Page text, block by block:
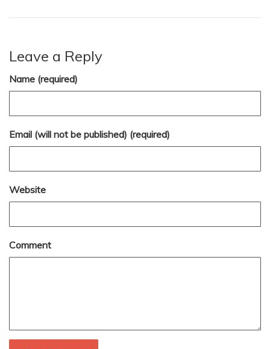
Leave a Reply
Name (required)
Email (will not be published) (required)
Website
Comment